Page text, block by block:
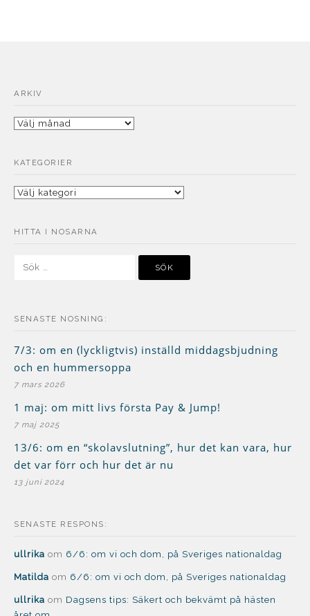
ARKIV
Arkiv
KATEGORIER
Kategorier
HITTA I NOSARNA
SENASTE NOSNING:
7/3: om en (lyckligtvis) inställd middagsbjudning
och en hummersoppa
7 mars 2026
1 maj: om mitt livs första Pay & Jump!
7 maj 2025
13/6: om en “skolavslutning”, hur det kan vara, hur
det var förr och hur det är nu
13 juni 2024
SENASTE RESPONS:
ullrika om 6/6: om vi och dom, på Sveriges nationaldag
Matilda om 6/6: om vi och dom, på Sveriges nationaldag
ullrika om Dagsens tips: Säkert och bekvämt på hästen